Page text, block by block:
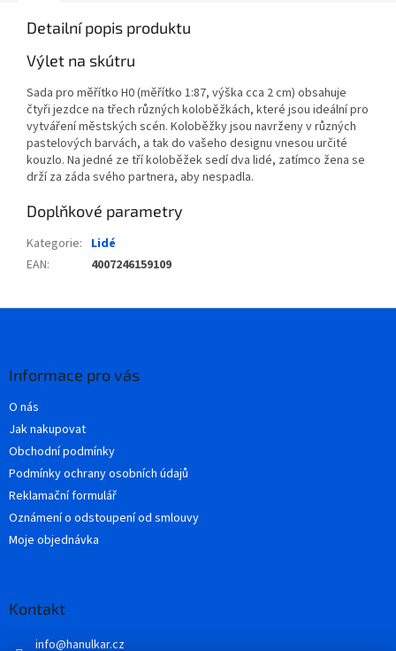
Detailní popis produktu
Výlet na skútru
Sada pro měřítko H0 (měřítko 1:87, výška cca 2 cm) obsahuje
čtyři jezdce na třech různých koloběžkách, které jsou ideální pro
vytváření městských scén. Koloběžky jsou navrženy v různých
pastelových barvách, a tak do vašeho designu vnesou určité
kouzlo. Na jedné ze tří koloběžek sedí dva lidé, zatímco žena se
drží za záda svého partnera, aby nespadla.
Doplňkové parametry
Kategorie: Lidé
EAN: 4007246159109
Informace pro vás
O nás
Jak nakupovat
Obchodní podmínky
Podmínky ochrany osobních údajů
Reklamační formulář
Oznámení o odstoupení od smlouvy
Moje objednávka
Kontakt
info@hanulkar.cz